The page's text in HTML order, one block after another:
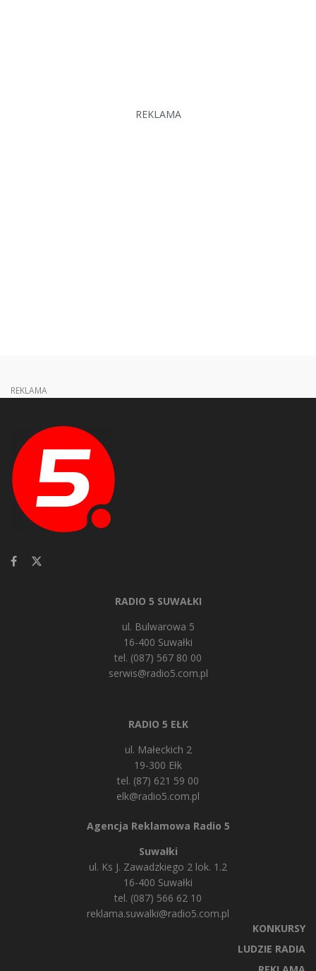
REKLAMA
REKLAMA
RADIO 5 SUWAŁKI
ul. Bulwarowa 5
16-400 Suwałki
tel. (087) 567 80 00
serwis@radio5.com.pl
RADIO 5 EŁK
ul. Małeckich 2
19-300 Ełk
tel. (87) 621 59 00
elk@radio5.com.pl
Agencja Reklamowa Radio 5
Suwałki
ul. Ks J. Zawadzkiego 2 lok. 1.2
16-400 Suwałki
tel. (087) 566 62 10
reklama.suwalki@radio5.com.pl
KONKURSY
LUDZIE RADIA